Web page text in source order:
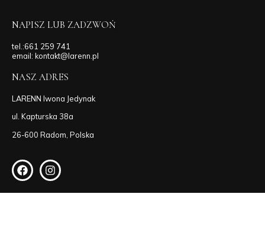
NAPISZ LUB ZADZWOŃ
tel.:661 259 741
email: kontakt@larenn.pl
NASZ ADRES
LARENN Iwona Jedynak
ul. Kapturska 38a
26-600 Radom, Polska